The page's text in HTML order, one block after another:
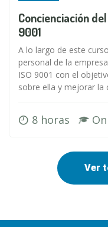
Concienciación
9001
A lo largo de este
personal de la
ISO 9001 con el
sobre ella y mejorar la
8 horas
Ver